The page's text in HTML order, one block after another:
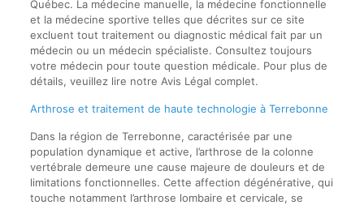
Québec. La médecine manuelle, la médecine fonctionnelle
et la médecine sportive telles que décrites sur ce site
excluent tout traitement ou diagnostic médical fait par un
médecin ou un médecin spécialiste. Consultez toujours
votre médecin pour toute question médicale. Pour plus de
détails, veuillez lire notre Avis Légal complet.
Arthrose et traitement de haute technologie à Terrebonne
Dans la région de Terrebonne, caractérisée par une
population dynamique et active, l’arthrose de la colonne
vertébrale demeure une cause majeure de douleurs et de
limitations fonctionnelles. Cette affection dégénérative, qui
touche notamment l’arthrose lombaire et cervicale, se